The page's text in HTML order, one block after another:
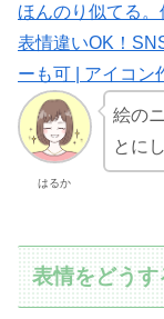
ほんのり似てる
表情違いOK！
ーも可 | アイコン
はるか
絵の
とに
表情をどうす